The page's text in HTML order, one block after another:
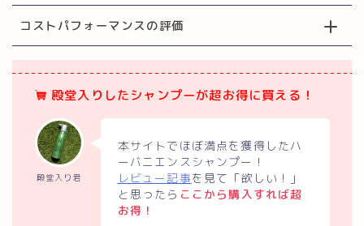
コストパフォーマンスの評価
殿堂入りしたシャンプーが超お得に買える！
殿堂入り君
本サイトでほぼ満点を獲得したハ
ーバニエンスシャンプー！
レビュー記事を見て「欲しい！」
と思ったら ここから購入すれば超
お得！